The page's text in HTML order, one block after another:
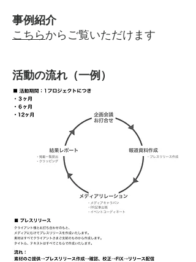
事例紹介
こちら からご覧いただけます
活動の流れ（一例）